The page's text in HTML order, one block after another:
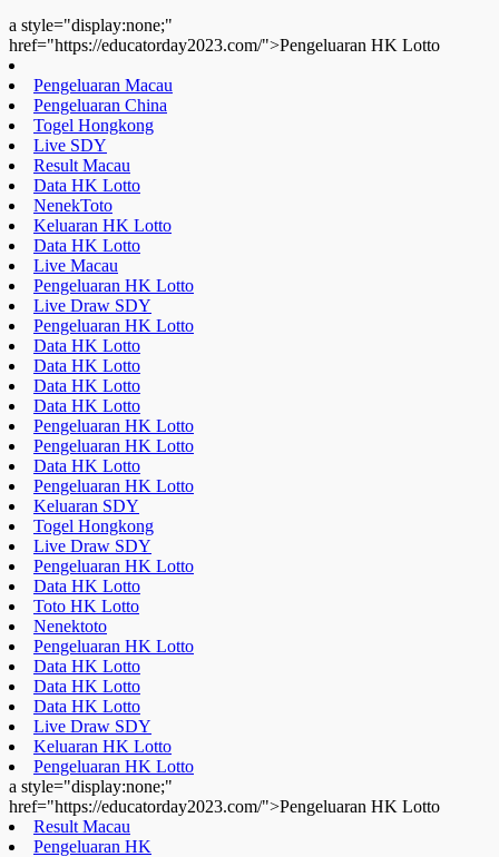
a style="display:none;"
href="https://educatorday2023.com/">Pengeluaran HK Lotto
Pengeluaran Macau
Pengeluaran China
Togel Hongkong
Live SDY
Result Macau
Data HK Lotto
NenekToto
Keluaran HK Lotto
Data HK Lotto
Live Macau
Pengeluaran HK Lotto
Live Draw SDY
Pengeluaran HK Lotto
Data HK Lotto
Data HK Lotto
Data HK Lotto
Data HK Lotto
Pengeluaran HK Lotto
Pengeluaran HK Lotto
Data HK Lotto
Pengeluaran HK Lotto
Keluaran SDY
Togel Hongkong
Live Draw SDY
Pengeluaran HK Lotto
Data HK Lotto
Toto HK Lotto
Nenektoto
Pengeluaran HK Lotto
Data HK Lotto
Data HK Lotto
Data HK Lotto
Live Draw SDY
Keluaran HK Lotto
Pengeluaran HK Lotto
a style="display:none;"
href="https://educatorday2023.com/">Pengeluaran HK Lotto
Result Macau
Pengeluaran HK